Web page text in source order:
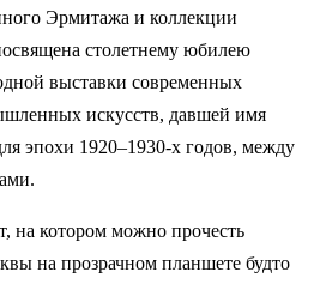
Эрмитажа и коллекции
столетнему юбилею
выставки современных
искусств, давшей имя
эпохи 1920–1930-х годов, между
на котором можно прочесть
на прозрачном планшете будто